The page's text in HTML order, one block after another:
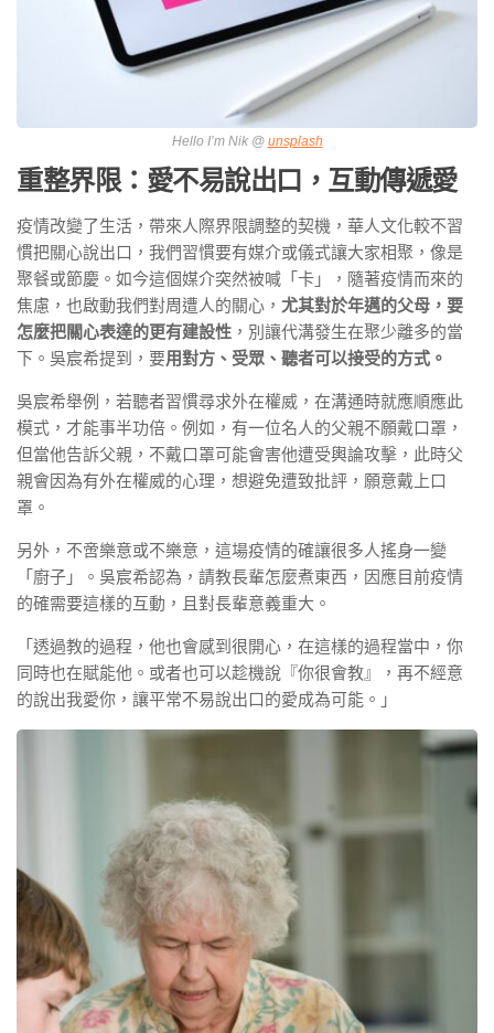
Hello I’m Nik @ unsplash
重整界限：愛不易說出口，互動傳遞愛
疫情改變了生活，帶來人際界限調整的契機，華人文化較不習
慣把關心說出口，我們習慣要有媒介或儀式讓大家相聚，像是
聚餐或節慶。如今這個媒介突然被喊「卡」，隨著疫情而來的
焦慮，也啟動我們對周遭人的關心， 尤其對於年邁的父母，要
怎麼把關心表達的更有建設性 ，別讓代溝發生在聚少離多的當
下。吳宸希提到，要用對方、受眾、聽者可以接受的方式。
吳宸希舉例，若聽者習慣尋求外在權威，在溝通時就應順應此
模式，才能事半功倍。例如，有一位名人的父親不願戴口罩，
但當他告訴父親，不戴口罩可能會害他遭受輿論攻擊，此時父
親會因為有外在權威的心理，想避免遭致批評，願意戴上口
罩。
另外，不啻樂意或不樂意，這場疫情的確讓很多人搖身一變
「廚子」。吳宸希認為，請教長輩怎麼煮東西，因應目前疫情
的確需要這樣的互動，且對長輩意義重大。
「透過教的過程，他也會感到很開心，在這樣的過程當中，你
同時也在賦能他。或者也可以趁機說『你很會教』，再不經意
的說出我愛你，讓平常不易說出口的愛成為可能。」